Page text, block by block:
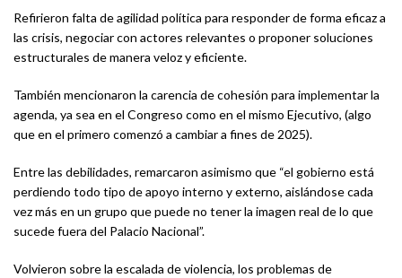
Refirieron falta de agilidad política para responder de forma eficaz a
las crisis, negociar con actores relevantes o proponer soluciones
estructurales de manera veloz y eficiente.
También mencionaron la carencia de cohesión para implementar la
agenda, ya sea en el Congreso como en el mismo Ejecutivo, (algo
que en el primero comenzó a cambiar a fines de 2025).
Entre las debilidades, remarcaron asimismo que “el gobierno está
perdiendo todo tipo de apoyo interno y externo, aislándose cada
vez más en un grupo que puede no tener la imagen real de lo que
sucede fuera del Palacio Nacional”.
Volvieron sobre la escalada de violencia, los problemas de